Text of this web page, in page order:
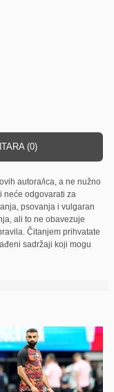
(0)
autora/ica, a ne nužno
neće odgovarati za
psovanja i vulgaran
ali to ne obavezuje
Čitanjem prihvatate
sadržaji koji mogu